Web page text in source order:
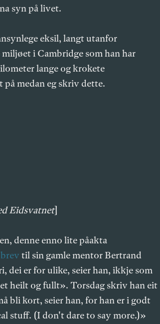
syn på livet.
eksil, langt utanfor
i Cambridge som han har
lange og krokete
på medan eg skriv dette.
Eidsvatnet]
denne enno lite påakta
til sin gamle mentor Bertrand
dei er for ulike, seier han, ikkje som
heilt og fullt». Torsdag skriv han eit
bli kort, seier han, for han er i godt
stuff. (I don't dare to say more.)»